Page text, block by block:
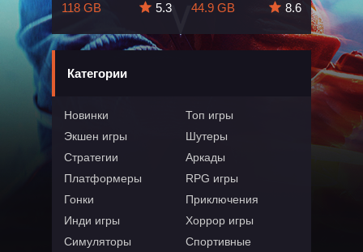
5.7
118 GB
5.3
44.9 GB
8.6
164 GB
Категории
Новинки
Топ игры
Экшен игры
Шутеры
Стратегии
Аркады
Платформеры
RPG игры
Гонки
Приключения
Инди игры
Хоррор игры
Симуляторы
Спортивные